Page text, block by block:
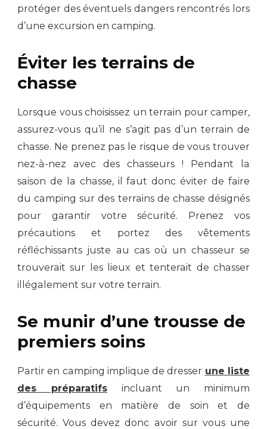
protéger des éventuels dangers rencontrés lors
d’une excursion en camping.
Éviter les terrains de
chasse
Lorsque vous choisissez un terrain pour camper,
assurez-vous qu’il ne s’agit pas d’un terrain de
chasse. Ne prenez pas le risque de vous trouver
nez-à-nez avec des chasseurs ! Pendant la
saison de la chasse, il faut donc éviter de faire
du camping sur des terrains de chasse désignés
pour garantir votre sécurité. Prenez vos
précautions et portez des vêtements
réfléchissants juste au cas où un chasseur se
trouverait sur les lieux et tenterait de chasser
illégalement sur votre terrain.
Se munir d’une trousse de
premiers soins
Partir en camping implique de dresser une liste
des préparatifsincluant un minimum
d’équipements en matière de soin et de
sécurité. Vous devez donc avoir sur vous une